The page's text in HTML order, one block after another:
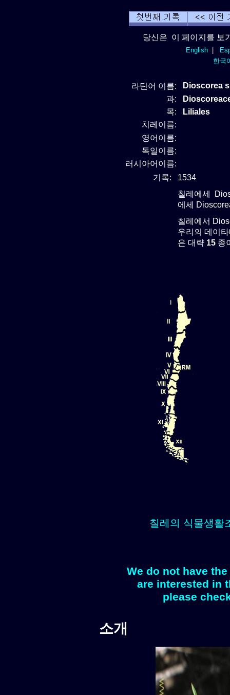
당신은 이 페이지를 보
English|
한국
라틴어 이름:
Dioscorea
과:
목:
Liliales
치레이름:
영어이름:
독일이름:
러시아어이름:
기록:
1534
칠레에세
에세
칠레에서
우리의 데이
은 대략 15 종
칠레의 식물생활
We do not have
are interested in
please
소개